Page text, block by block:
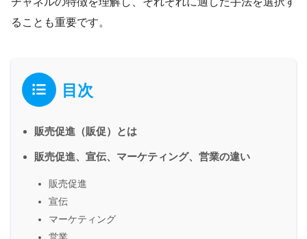
ることも重要です。
目次
販売促進（販促）とは
販売促進、宣伝、マーケティング、営業の違い
販売促進
宣伝
マーケティング
営業